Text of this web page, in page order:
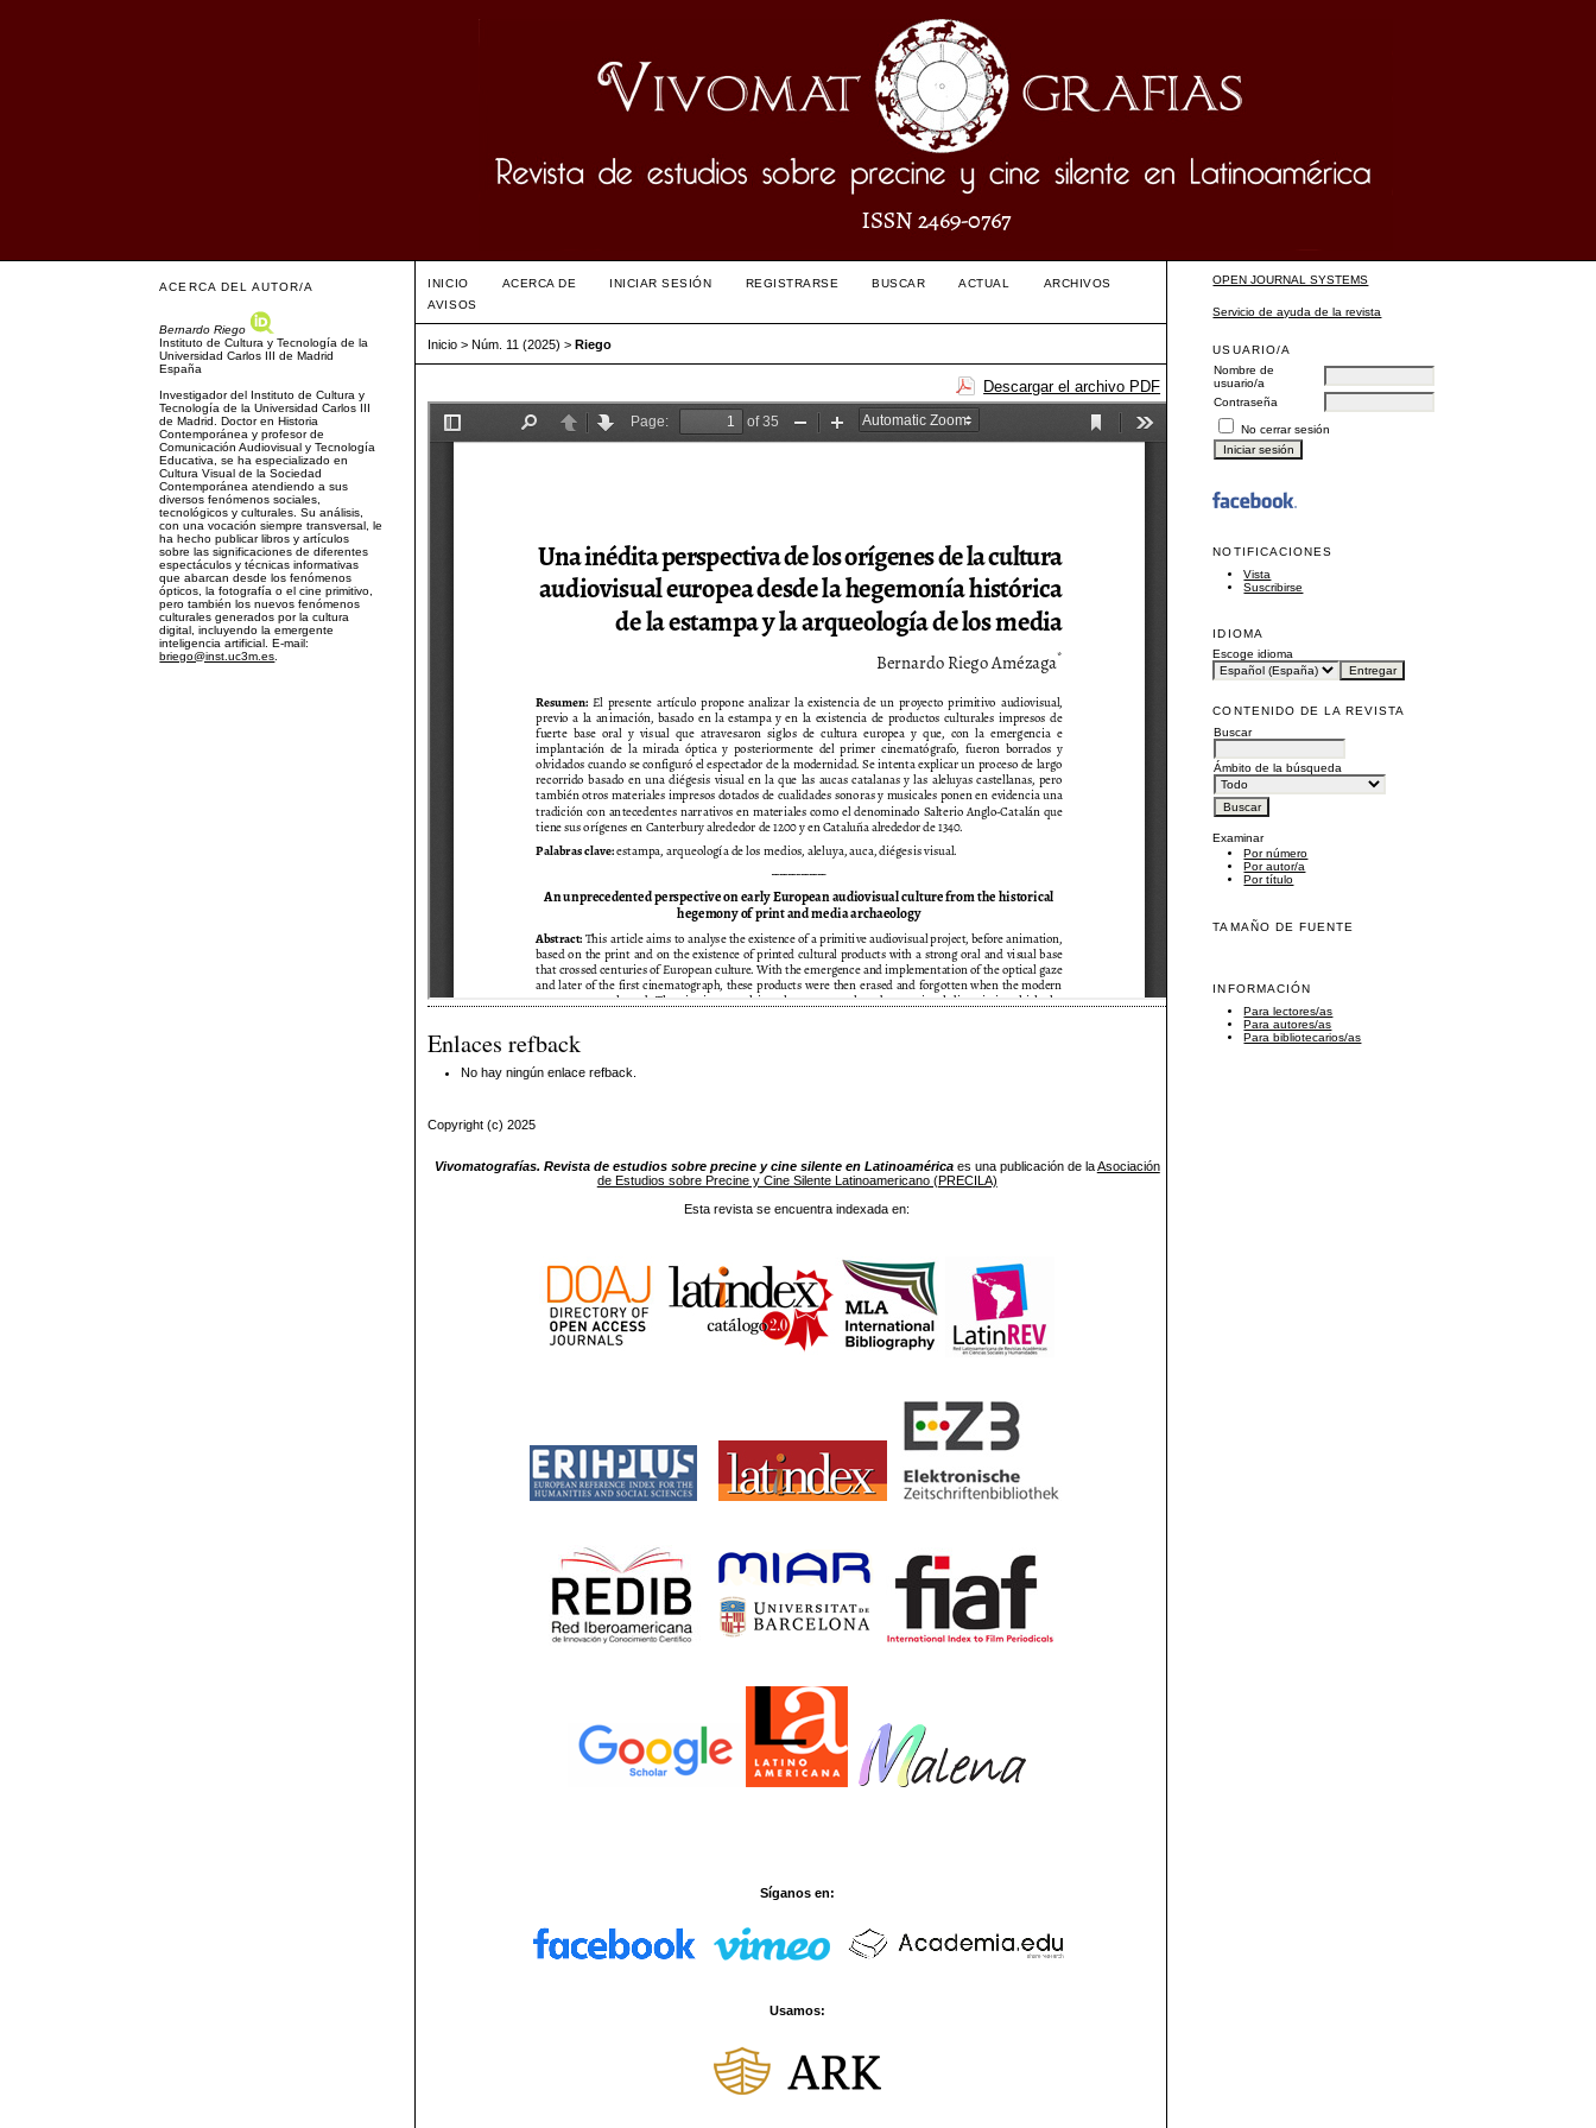
ACERCA DEL AUTOR/A
Bernardo Riego
Instituto de Cultura y Tecnología de la
Universidad Carlos III de Madrid
España
Investigador del Instituto de Cultura y
Tecnología de la Universidad Carlos III
de Madrid. Doctor en Historia
Contemporánea y profesor de
Comunicación Audiovisual y Tecnología
Educativa, se ha especializado en
Cultura Visual de la Sociedad
Contemporánea atendiendo a sus
diversos fenómenos sociales,
tecnológicos y culturales. Su análisis,
con una vocación siempre transversal, le
ha hecho publicar libros y artículos
sobre las significaciones de diferentes
espectáculos y técnicas informativas
que abarcan desde los fenómenos
ópticos, la fotografía o el cine primitivo,
pero también los nuevos fenómenos
culturales generados por la cultura
digital, incluyendo la emergente
inteligencia artificial. E-mail:
briego@inst.uc3m.es
OPEN JOURNAL SYSTEMS
Servicio de ayuda de la revista
USUARIO/A
Nombre de
usuario/a
Contraseña
No cerrar sesión
NOTIFICACIONES
Vista
Suscribirse
IDIOMA
Escoge idioma
CONTENIDO DE LA REVISTA
Buscar
Ámbito de la búsqueda
Examinar
Por número
Por autor/a
Por título
TAMAÑO DE FUENTE
INFORMACIÓN
Para lectores/as
Para autores/as
Para bibliotecarios/as
INICIO ACERCA DE INICIAR SESIÓN REGISTRARSE BUSCAR ACTUAL
ARCHIVOS
AVISOS
Inicio >Núm. 11 (2025) >Riego
Descargar el archivo PDF
Enlaces refback
No hay ningún enlace refback.
Copyright (c) 2025
Vivomatografías. Revista de estudios sobre precine y cine silente en Latinoaméricaes una publicación de laAsociación
de Estudios sobre Precine y Cine Silente Latinoamericano (PRECILA)
Esta revista se encuentra indexada en:
Síganos en:
Usamos: